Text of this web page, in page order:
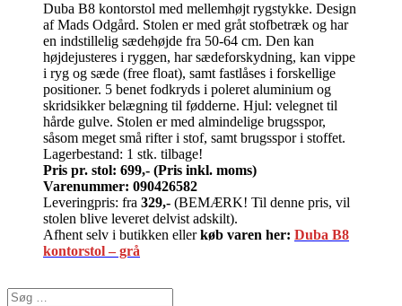
Duba B8 kontorstol med mellemhøjt rygstykke. Design
af Mads Odgård. Stolen er med gråt stofbetræk og har
en indstillelig sædehøjde fra 50-64 cm. Den kan
højdejusteres i ryggen, har sædeforskydning, kan vippe
i ryg og sæde (free float), samt fastlåses i forskellige
positioner. 5 benet fodkryds i poleret aluminium og
skridsikker belægning til fødderne. Hjul: velegnet til
hårde gulve. Stolen er med almindelige brugsspor,
såsom meget små rifter i stof, samt brugsspor i stoffet.
Lagerbestand: 1 stk. tilbage!
Pris pr. stol: 699,- (Pris inkl. moms)
Varenummer: 090426582
Leveringpris: fra 329,- (BEMÆRK! Til denne pris, vil
stolen blive leveret delvist adskilt).
Afhent selv i butikken ellerkøb varen her: Duba B8
kontorstol – grå
Søg